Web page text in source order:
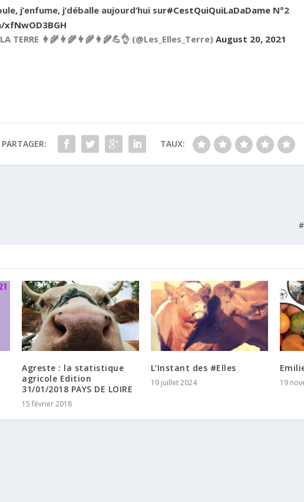
j’enfume, j’déballe aujourd’hui sur#CestQuiQuiLaDaDame N°2
TERRE 👩‍🌾👩‍🌾👩‍🌾👩‍🌾💪👌 (@Les_Elles_Terre)August 20, 2021
PARTAGER: TAUX:
Agreste : la statistique
agricole Edition
31/01/2018 PAYS DE LOIRE
15 février 2018
L’Instant des #Elles
19 juillet 2024 19